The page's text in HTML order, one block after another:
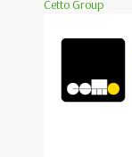
Cetto Group